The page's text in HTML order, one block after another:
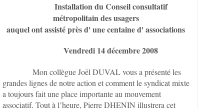
Installation duConseil consultatif
métropolitain des usagers
auquel ont assisté près d' une centaine d' associations
Vendredi 14 décembre 2008
Mon collègue Joël DUVAL vous a présenté les
grandes lignes de notre action et comment le syndicat mixte
a toujours fait une place importante au mouvement
associatif. Tout à l’heure, Pierre DHENIN illustrera cet